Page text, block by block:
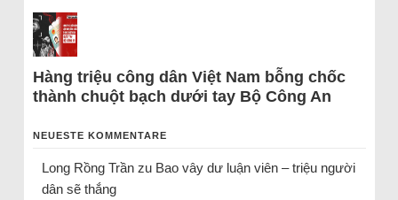
Hàng triệu công dân Việt Nam bỗng chốc
thành chuột bạch dưới tay Bộ Công An
NEUESTE KOMMENTARE
Long Rồng Trầnzu Bao vây dư luận viên – triệu người
dân sẽ thắng